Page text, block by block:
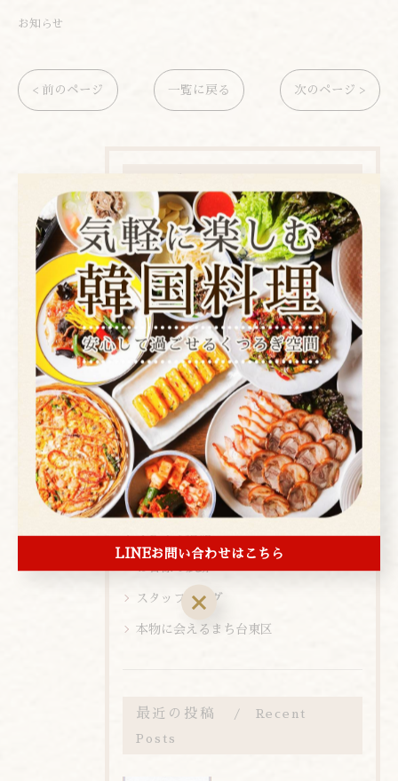
お知らせ
< 前のページ 一覧に戻る 次のページ >
全てのカテゴリー
焼肉
コース
お酒
ランチ
ディナー
店内ビュー
新メニュー
メニュー
お知らせ
メディア情報
スタッフブログ
本物に会えるまち台東区
最近の投稿 Recent
Posts
LINEお問い合わせはこちら